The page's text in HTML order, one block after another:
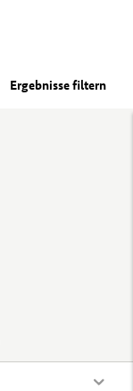
Ergebnisse filtern